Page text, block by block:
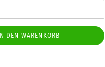
IN DEN WARENKORB